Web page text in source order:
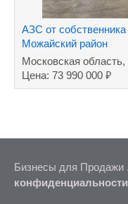
АЗС от
Можайский район
Московская область,
Цена: 73 990 000 ₽
Бизнесы для Продажи
конфиденциальности